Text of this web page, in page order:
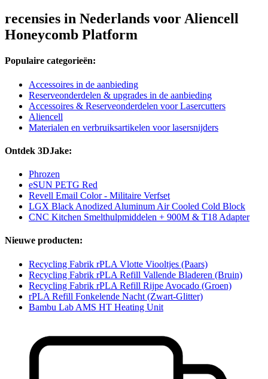
recensies in Nederlands voor Aliencell
Honeycomb Platform
Populaire categorieën:
Accessoires in de aanbieding
Reserveonderdelen & upgrades in de aanbieding
Accessoires & Reserveonderdelen voor Lasercutters
Aliencell
Materialen en verbruiksartikelen voor lasersnijders
Ontdek 3DJake:
Phrozen
eSUN PETG Red
Revell Email Color - Militaire Verfset
LGX Black Anodized Aluminum Air Cooled Cold Block
CNC Kitchen Smelthulpmiddelen + 900M & T18 Adapter
Nieuwe producten:
Recycling Fabrik rPLA Vlotte Viooltjes (Paars)
Recycling Fabrik rPLA Refill Vallende Bladeren (Bruin)
Recycling Fabrik rPLA Refill Rijpe Avocado (Groen)
rPLA Refill Fonkelende Nacht (Zwart-Glitter)
Bambu Lab AMS HT Heating Unit